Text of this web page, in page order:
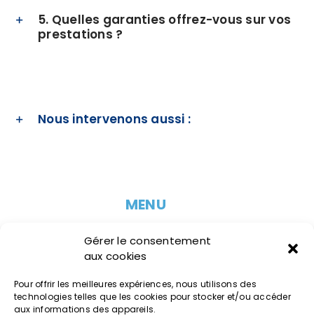
Gérer le consentement
aux cookies
Pour offrir les meilleures expériences, nous utilisons des
technologies telles que les cookies pour stocker et/ou accéder
aux informations des appareils.
5. Quelles garanties offrez-vous sur vos
prestations ?
Nous intervenons aussi :
MENU
Prestations
Réalisations
Contact